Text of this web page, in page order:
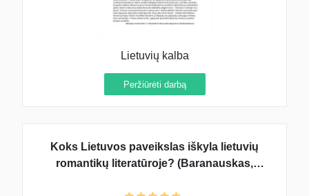
Lietuvių kalba
Peržiūrėti darbą
Koks Lietuvos paveikslas iškyla lietuvių
romantikų literatūroje? (Baranauskas,